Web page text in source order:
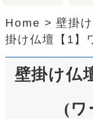
Home >壁掛
掛け仏壇【1】
壁掛け仏
(ワ